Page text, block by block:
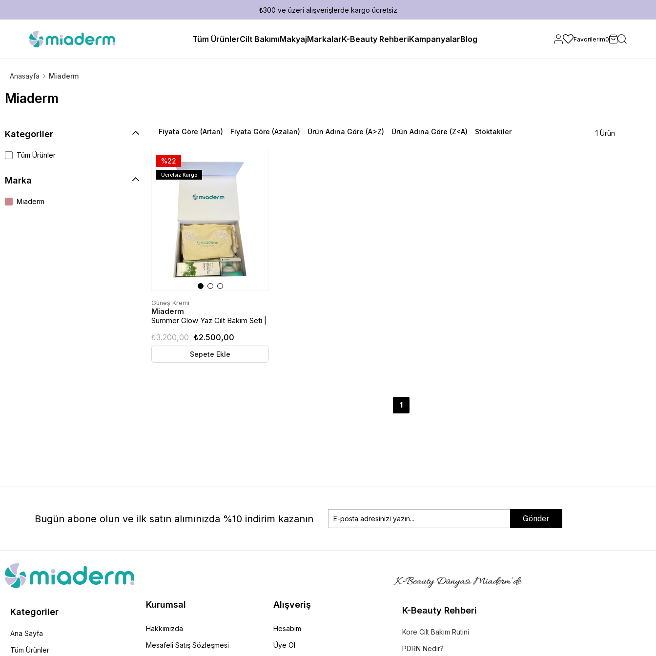
₺300 ve üzeri alışverişlerde kargo ücretsiz
Tüm ÜrünlerCilt BakımıMakyajMarkalarK-Beauty RehberiKampanyalarBlog Favorilerim0
Anasayfa Miaderm
Miaderm
Kategoriler
Tüm Ürünler
Marka
Miaderm
Fiyata Göre (Artan) Fiyata Göre (Azalan) Ürün Adına Göre (A>Z) Ürün Adına Göre (Z<A) Stoktakiler 1 Ürün
Güneş Kremi
Miaderm
Summer Glow Yaz Cilt Bakım Seti |
₺2.500,00
₺3.200,00
Sepete Ekle
%22
Ücretsiz Kargo
1
Bugün abone olun ve ilk satın alımınızda %10 indirim kazanın Gönder
Kategoriler
Ana Sayfa
Tüm Ürünler
Kurumsal
Hakkımızda
Mesafeli Satış Sözleşmesi
Alışveriş
Hesabım
Üye Ol
K-Beauty Rehberi
Kore Cilt Bakım Rutini
PDRN Nedir?